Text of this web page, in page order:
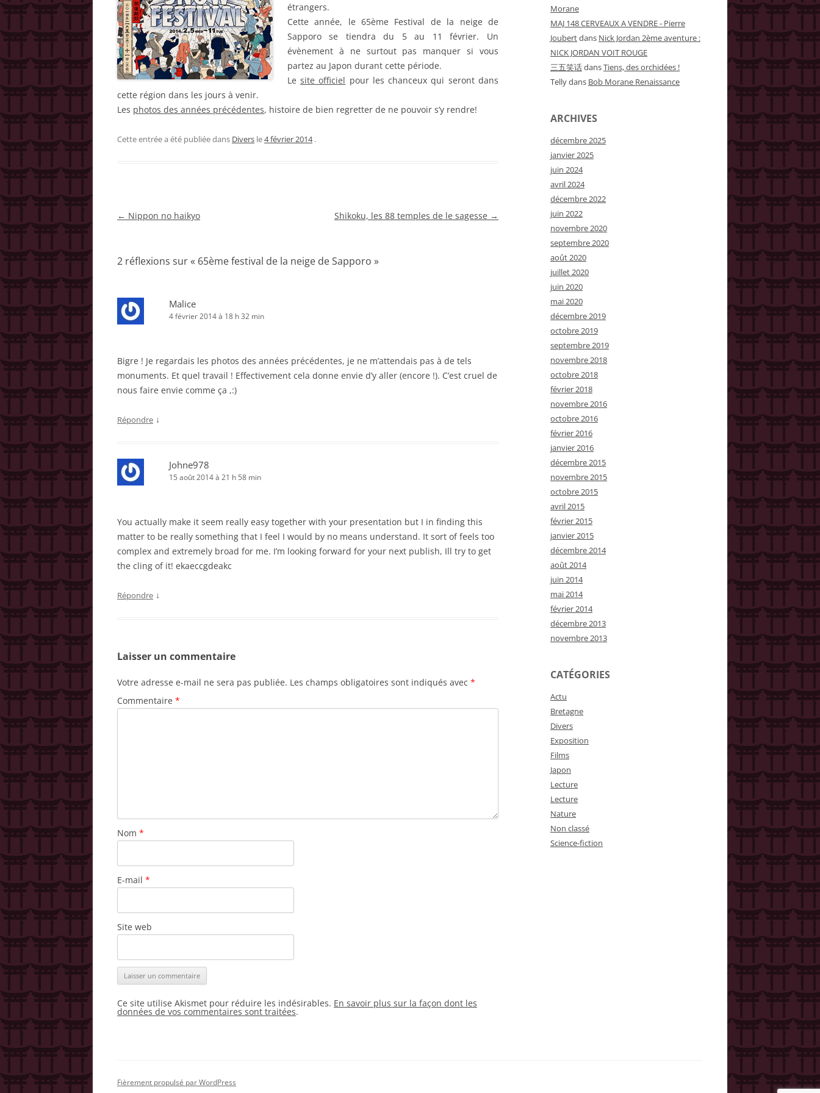
étrangers.
Cette année, le 65ème Festival de la neige de
Sapporo se tiendra du 5 au 11 février. Un
évènement à ne surtout pas manquer si vous
partez au Japon durant cette période.
Lesite officiel pour les chanceux qui seront dans
cette région dans les jours à venir.
Les photos des années précédentes, histoire de bien regretter de ne pouvoir s’y rendre!
Cette entrée a été publiée dans Divers le4 février 2014 .
Navigation
← Nippon no haikyo Shikoku, les 88 temples de le sagesse →
2 réflexions sur « 65ème festival de la neige de Sapporo »
Malice
4 février 2014 à 18 h 32 min
Bigre ! Je regardais les photos des années précédentes, je ne m’attendais pas à de tels
monuments. Et quel travail ! Effectivement cela donne envie d’y aller (encore !). C’est cruel de
nous faire envie comme ça ,:)
Répondre ↓
Johne978
15 août 2014 à 21 h 58 min
You actually make it seem really easy together with your presentation but I in finding this
matter to be really something that I feel I would by no means understand. It sort of feels too
complex and extremely broad for me. I’m looking forward for your next publish, Ill try to get
the cling of it! ekaeccgdeakc
Répondre ↓
Laisser un commentaire
Votre adresse e-mail ne sera pas publiée. Les champs obligatoires sont indiqués avec *
Commentaire *
Nom *
E-mail *
Site web
Ce site utilise Akismet pour réduire les indésirables. En savoir plus sur la façon dont les
données de vos commentaires sont traitées.
Morane
MAJ 148 CERVEAUX A VENDRE - Pierre
Joubertdans Nick Jordan 2ème aventure :
NICK JORDAN VOIT ROUGE
三五笑话dansTiens, des orchidées !
Tellydans Bob Morane Renaissance
ARCHIVES
décembre 2025
janvier 2025
juin 2024
avril 2024
décembre 2022
juin 2022
novembre 2020
septembre 2020
août 2020
juillet 2020
juin 2020
mai 2020
décembre 2019
octobre 2019
septembre 2019
novembre 2018
octobre 2018
février 2018
novembre 2016
octobre 2016
février 2016
janvier 2016
décembre 2015
novembre 2015
octobre 2015
avril 2015
février 2015
janvier 2015
décembre 2014
août 2014
juin 2014
mai 2014
février 2014
décembre 2013
novembre 2013
CATÉGORIES
Actu
Bretagne
Divers
Exposition
Films
Japon
Lecture
Lecture
Nature
Non classé
Science-fiction
Fièrement propulsé par WordPress